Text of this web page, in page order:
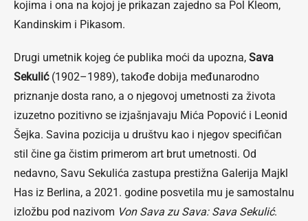
kojima i ona na kojoj je prikazan zajedno sa Pol Kleom,
Kandinskim i Pikasom.
Drugi umetnik kojeg će publika moći da upozna, Sava
Sekulić(1902–1989), takođe dobija međunarodno
priznanje dosta rano, a o njegovoj umetnosti za života
izuzetno pozitivno se izjašnjavaju Mića Popović i Leonid
Šejka. Savina pozicija u društvu kao i njegov specifičan
stil čine ga čistim primerom art brut umetnosti. Od
nedavno, Savu Sekulića zastupa prestižna Galerija Majkl
Has iz Berlina, a 2021. godine posvetila mu je samostalnu
izložbu pod nazivom Von Sava zu Sava: Sava Sekulić.